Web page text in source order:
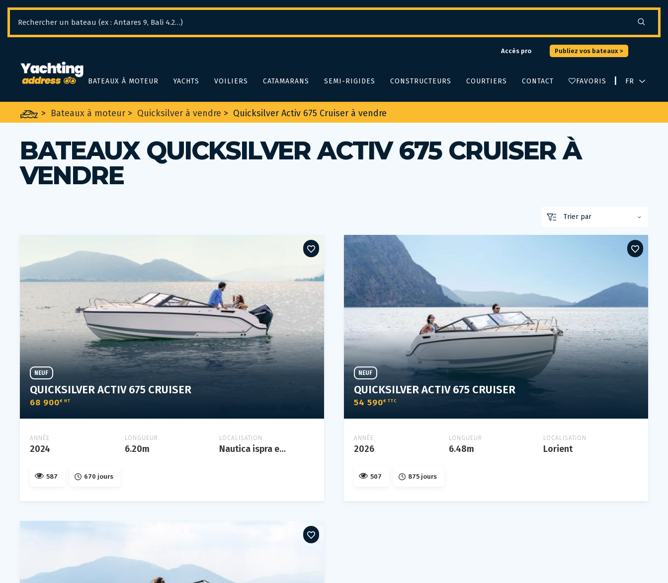
Accès pro Publiez vos bateaux >
BATEAUX À MOTEUR YACHTS VOILIERS CATAMARANS SEMI-RIGIDES CONSTRUCTEURS COURTIERS CONTACT FAVORIS
> Bateaux à moteur > Quicksilver à vendre > Quicksilver Activ 675 Cruiser à vendre
BATEAUX QUICKSILVER ACTIV 675 CRUISER À
VENDRE
QUICKSILVER ACTIV 675 CRUISER
68 900€ HT
NEUF
ANNÉE
2024
LONGUEUR
6.20m
LOCALISATION
Nautica ispra expo, lombardia
587 670 jours
QUICKSILVER ACTIV 675 CRUISER
54 590€ TTC
NEUF
ANNÉE
2026
LONGUEUR
6.48m
LOCALISATION
Lorient
507 875 jours
Panneau de gestion des cookies